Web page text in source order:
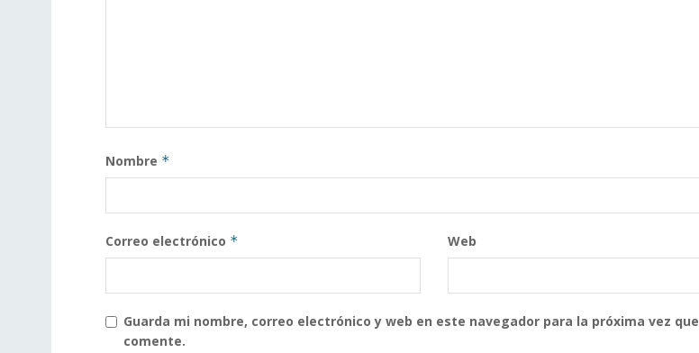
Nombre *
Correo electrónico * Web
Guarda mi nombre, correo electrónico y web en este navegador para la próxima vez que
comente.